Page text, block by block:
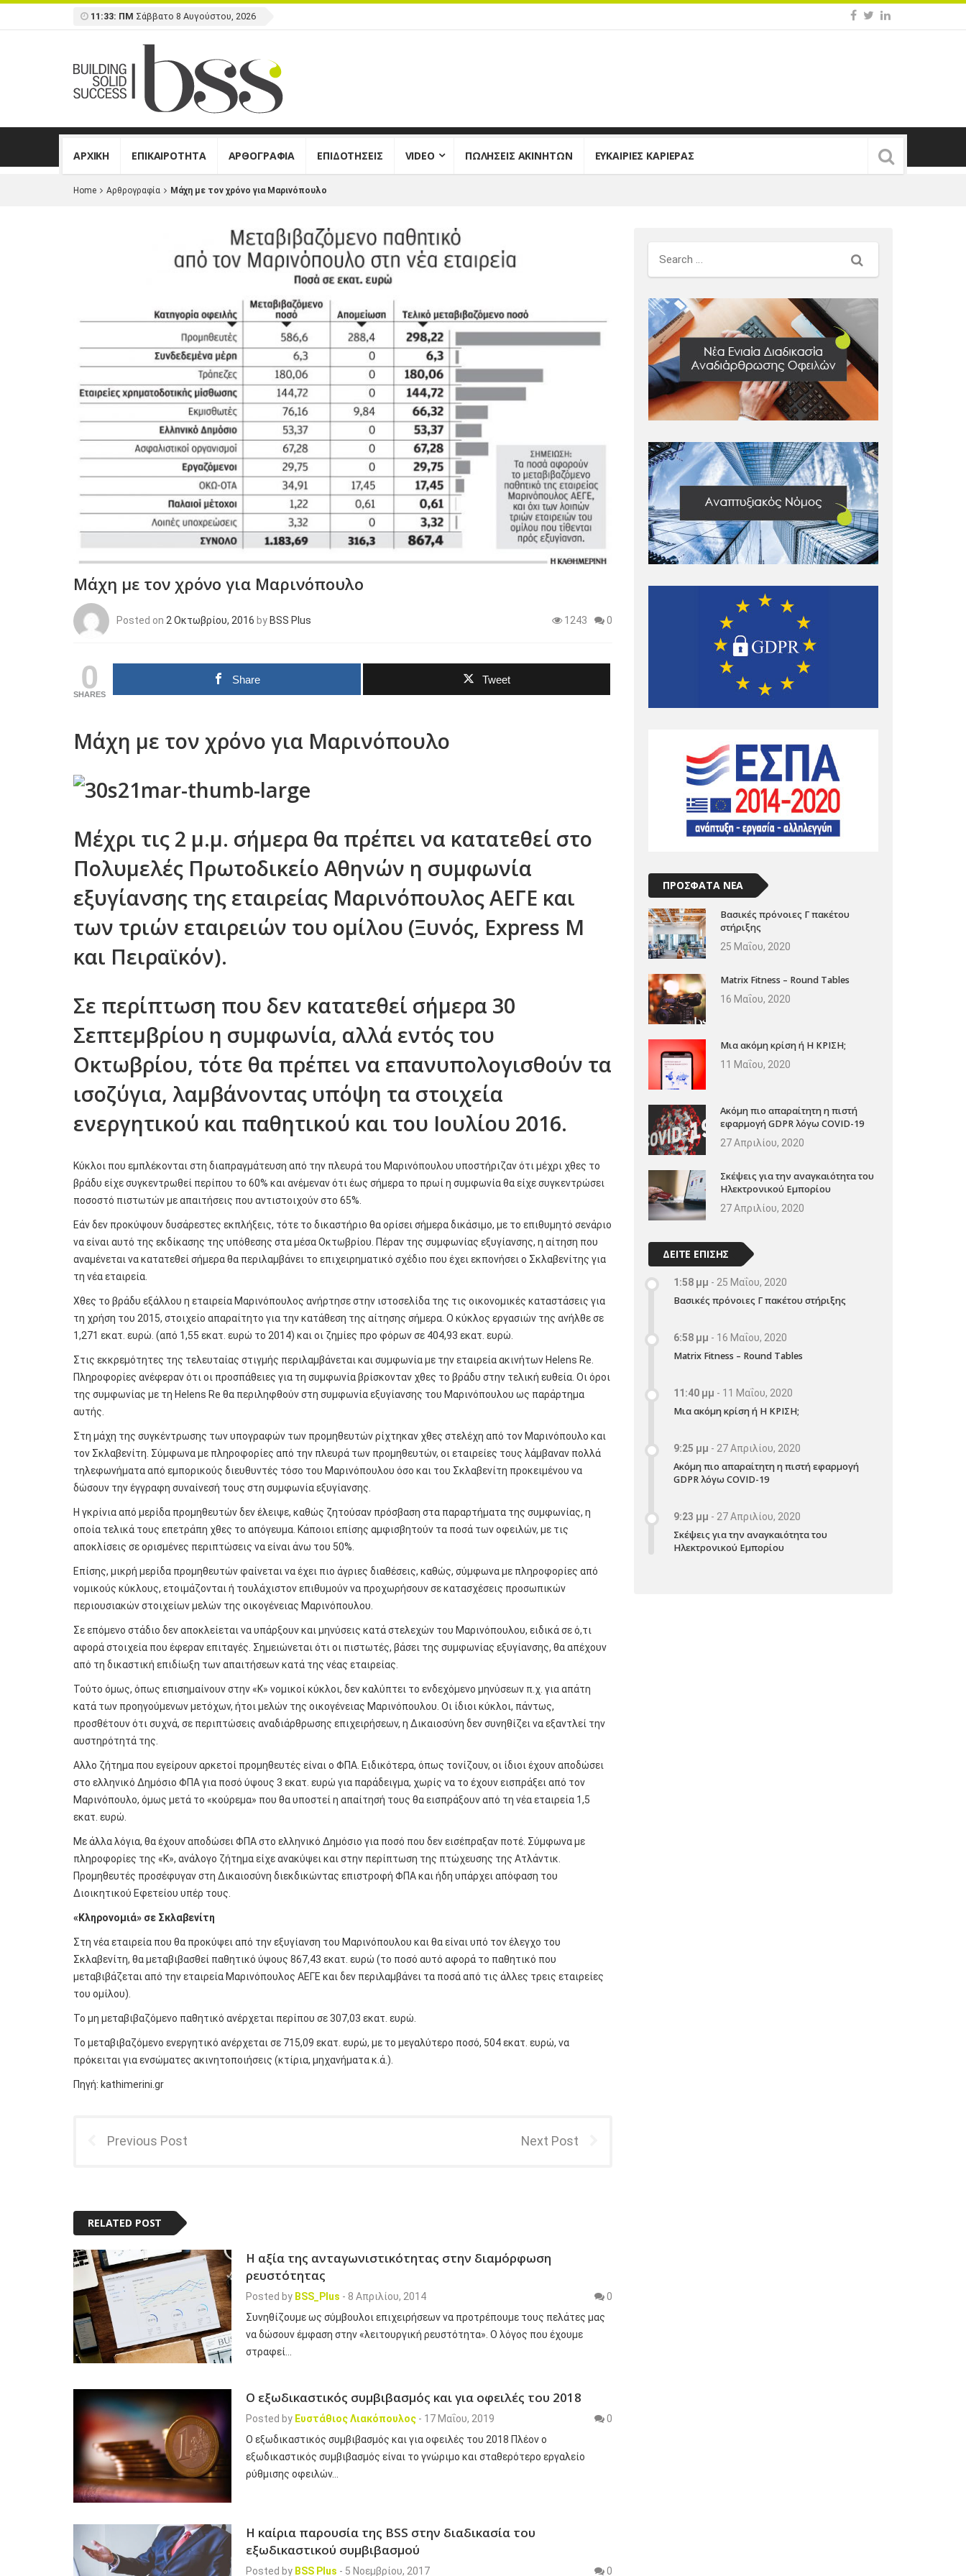
11:33: ΠΜ Σάββατο 8 Αυγούστου, 2026
ΑΡΧΙΚΗ ΕΠΙΚΑΙΡΟΤΗΤΑ ΑΡΘΟΓΡΑΦΙΑ ΕΠΙΔΟΤΗΣΕΙΣ VIDEO ΠΩΛΗΣΕΙΣ ΑΚΙΝΗΤΩΝ ΕΥΚΑΙΡΙΕΣ ΚΑΡΙΕΡΑΣ
Home Αρθρογραφία Μάχη με τον χρόνο για Μαρινόπουλο
Μάχη με τον χρόνο για Μαρινόπουλο
Posted on 2 Οκτωβρίου, 2016 byBSS Plus 1243 0
0
SHARES
Share Tweet
Μάχη με τον χρόνο για Μαρινόπουλο
Μέχρι τις 2 μ.μ. σήμερα θα πρέπει να κατατεθεί στο
Πολυμελές Πρωτοδικείο Αθηνών η συμφωνία
εξυγίανσης της εταιρείας Μαρινόπουλος ΑΕΓΕ και
των τριών εταιρειών του ομίλου (Ξυνός, Εxpress M
και Πειραϊκόν).
Σε περίπτωση που δεν κατατεθεί σήμερα 30
Σεπτεμβρίου η συμφωνία, αλλά εντός του
Οκτωβρίου, τότε θα πρέπει να επανυπολογισθούν τα
ισοζύγια, λαμβάνοντας υπόψη τα στοιχεία
ενεργητικού και παθητικού και του Ιουλίου 2016.
Κύκλοι που εμπλέκονται στη διαπραγμάτευση από την πλευρά του Μαρινόπουλου υποστήριζαν ότι μέχρι χθες το
βράδυ είχε συγκεντρωθεί περίπου το 60% και ανέμεναν ότι έως σήμερα το πρωί η συμφωνία θα είχε συγκεντρώσει
ποσοστό πιστωτών με απαιτήσεις που αντιστοιχούν στο 65%.
Εάν δεν προκύψουν δυσάρεστες εκπλήξεις, τότε το δικαστήριο θα ορίσει σήμερα δικάσιμο, με το επιθυμητό σενάριο
να είναι αυτό της εκδίκασης της υπόθεσης στα μέσα Οκτωβρίου. Πέραν της συμφωνίας εξυγίανσης, η αίτηση που
αναμένεται να κατατεθεί σήμερα θα περιλαμβάνει το επιχειρηματικό σχέδιο που έχει εκπονήσει ο Σκλαβενίτης για
τη νέα εταιρεία.
Χθες το βράδυ εξάλλου η εταιρεία Μαρινόπουλος ανήρτησε στην ιστοσελίδα της τις οικονομικές καταστάσεις για
τη χρήση του 2015, στοιχείο απαραίτητο για την κατάθεση της αίτησης σήμερα. Ο κύκλος εργασιών της ανήλθε σε
1,271 εκατ. ευρώ. (από 1,55 εκατ. ευρώ το 2014) και οι ζημίες προ φόρων σε 404,93 εκατ. ευρώ.
Στις εκκρεμότητες της τελευταίας στιγμής περιλαμβάνεται και συμφωνία με την εταιρεία ακινήτων Helens Re.
Πληροφορίες ανέφεραν ότι οι προσπάθειες για τη συμφωνία βρίσκονταν χθες το βράδυ στην τελική ευθεία. Οι όροι
της συμφωνίας με τη Helens Re θα περιληφθούν στη συμφωνία εξυγίανσης του Μαρινόπουλου ως παράρτημα
αυτής.
Στη μάχη της συγκέντρωσης των υπογραφών των προμηθευτών ρίχτηκαν χθες στελέχη από τον Μαρινόπουλο και
τον Σκλαβενίτη. Σύμφωνα με πληροφορίες από την πλευρά των προμηθευτών, οι εταιρείες τους λάμβαναν πολλά
τηλεφωνήματα από εμπορικούς διευθυντές τόσο του Μαρινόπουλου όσο και του Σκλαβενίτη προκειμένου να
δώσουν την έγγραφη συναίνεσή τους στη συμφωνία εξυγίανσης.
Η γκρίνια από μερίδα προμηθευτών δεν έλειψε, καθώς ζητούσαν πρόσβαση στα παραρτήματα της συμφωνίας, η
οποία τελικά τους επετράπη χθες το απόγευμα. Κάποιοι επίσης αμφισβητούν τα ποσά των οφειλών, με τις
αποκλίσεις σε ορισμένες περιπτώσεις να είναι άνω του 50%.
Επίσης, μικρή μερίδα προμηθευτών φαίνεται να έχει πιο άγριες διαθέσεις, καθώς, σύμφωνα με πληροφορίες από
νομικούς κύκλους, ετοιμάζονται ή τουλάχιστον επιθυμούν να προχωρήσουν σε κατασχέσεις προσωπικών
περιουσιακών στοιχείων μελών της οικογένειας Μαρινόπουλου.
Σε επόμενο στάδιο δεν αποκλείεται να υπάρξουν και μηνύσεις κατά στελεχών του Μαρινόπουλου, ειδικά σε ό,τι
αφορά στοιχεία που έφεραν επιταγές. Σημειώνεται ότι οι πιστωτές, βάσει της συμφωνίας εξυγίανσης, θα απέχουν
από τη δικαστική επιδίωξη των απαιτήσεων κατά της νέας εταιρείας.
Τούτο όμως, όπως επισημαίνουν στην «Κ» νομικοί κύκλοι, δεν καλύπτει το ενδεχόμενο μηνύσεων π.χ. για απάτη
κατά των προηγούμενων μετόχων, ήτοι μελών της οικογένειας Μαρινόπουλου. Οι ίδιοι κύκλοι, πάντως,
προσθέτουν ότι συχνά, σε περιπτώσεις αναδιάρθρωσης επιχειρήσεων, η Δικαιοσύνη δεν συνηθίζει να εξαντλεί την
αυστηρότητά της.
Αλλο ζήτημα που εγείρουν αρκετοί προμηθευτές είναι ο ΦΠΑ. Ειδικότερα, όπως τονίζουν, οι ίδιοι έχουν αποδώσει
στο ελληνικό Δημόσιο ΦΠΑ για ποσό ύψους 3 εκατ. ευρώ για παράδειγμα, χωρίς να το έχουν εισπράξει από τον
Μαρινόπουλο, όμως μετά το «κούρεμα» που θα υποστεί η απαίτησή τους θα εισπράξουν από τη νέα εταιρεία 1,5
εκατ. ευρώ.
Με άλλα λόγια, θα έχουν αποδώσει ΦΠΑ στο ελληνικό Δημόσιο για ποσό που δεν εισέπραξαν ποτέ. Σύμφωνα με
πληροφορίες της «Κ», ανάλογο ζήτημα είχε ανακύψει και στην περίπτωση της πτώχευσης της Ατλάντικ.
Προμηθευτές προσέφυγαν στη Δικαιοσύνη διεκδικώντας επιστροφή ΦΠΑ και ήδη υπάρχει απόφαση του
Διοικητικού Εφετείου υπέρ τους.
«Κληρονομιά» σε Σκλαβενίτη
Στη νέα εταιρεία που θα προκύψει από την εξυγίανση του Μαρινόπουλου και θα είναι υπό τον έλεγχο του
Σκλαβενίτη, θα μεταβιβασθεί παθητικό ύψους 867,43 εκατ. ευρώ (το ποσό αυτό αφορά το παθητικό που
μεταβιβάζεται από την εταιρεία Μαρινόπουλος ΑΕΓΕ και δεν περιλαμβάνει τα ποσά από τις άλλες τρεις εταιρείες
του ομίλου).
Το μη μεταβιβαζόμενο παθητικό ανέρχεται περίπου σε 307,03 εκατ. ευρώ.
Το μεταβιβαζόμενο ενεργητικό ανέρχεται σε 715,09 εκατ. ευρώ, με το μεγαλύτερο ποσό, 504 εκατ. ευρώ, να
πρόκειται για ενσώματες ακινητοποιήσεις (κτίρια, μηχανήματα κ.ά.).
Πηγή: kathimerini.gr
Previous Post Next Post
RELATED POST
Η αξία της ανταγωνιστικότητας στην διαμόρφωση
ρευστότητας
Posted by BSS_Plus - 8 Απριλίου, 2014
0
Συνηθίζουμε ως σύμβουλοι επιχειρήσεων να προτρέπουμε τους πελάτες μας
να δώσουν έμφαση στην «λειτουργική ρευστότητα». Ο λόγος που έχουμε
στραφεί…
Ο εξωδικαστικός συμβιβασμός και για οφειλές του 2018
Posted by Ευστάθιος Λιακόπουλος - 17 Μαΐου, 2019
0
Ο εξωδικαστικός συμβιβασμός και για οφειλές του 2018 Πλέον ο
εξωδικαστικός συμβιβασμός είναι το γνώριμο και σταθερότερο εργαλείο
ρύθμισης οφειλών…
Η καίρια παρουσία της BSS στην διαδικασία του
εξωδικαστικού συμβιβασμού
Posted by BSS Plus - 5 Νοεμβρίου, 2017 0
Search
ΠΡΟΣΦΑΤΑ ΝΕΑ
Βασικές πρόνοιες Γ πακέτου
στήριξης
25 Μαΐου, 2020
Matrix Fitness – Round Tables
16 Μαΐου, 2020
Μια ακόμη κρίση ή Η ΚΡΙΣΗ;
11 Μαΐου, 2020
Ακόμη πιο απαραίτητη η πιστή
εφαρμογή GDPR λόγω COVID-19
27 Απριλίου, 2020
Σκέψεις για την αναγκαιότητα του
Ηλεκτρονικού Εμπορίου
27 Απριλίου, 2020
ΔΕΙΤΕ ΕΠΙΣΗΣ
1:58 μμ - 25 Μαΐου, 2020
Βασικές πρόνοιες Γ πακέτου στήριξης
6:58 μμ - 16 Μαΐου, 2020
Matrix Fitness – Round Tables
11:40 μμ - 11 Μαΐου, 2020
Μια ακόμη κρίση ή Η ΚΡΙΣΗ;
9:25 μμ - 27 Απριλίου, 2020
Ακόμη πιο απαραίτητη η πιστή εφαρμογή
GDPR λόγω COVID-19
9:23 μμ - 27 Απριλίου, 2020
Σκέψεις για την αναγκαιότητα του
Ηλεκτρονικού Εμπορίου